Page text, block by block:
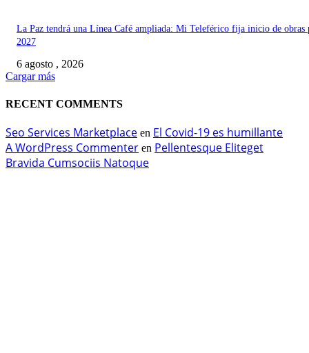
La Paz tendrá una Línea Café ampliada: Mi Teleférico fija inicio de obras
2027
6 agosto , 2026
Cargar más
RECENT COMMENTS
Seo Services Marketplace en El Covid-19 es humillante
A WordPress Commenter en Pellentesque Eliteget
Bravida Cumsociis Natoque